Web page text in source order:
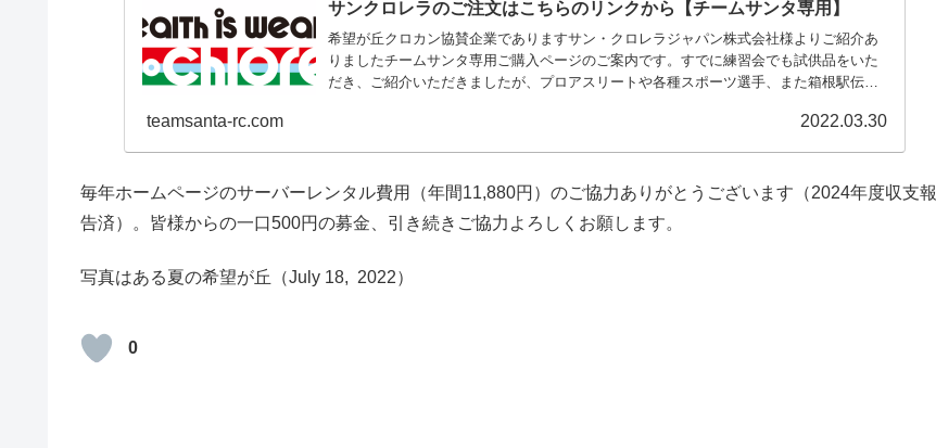
サンクロレラのご注文はこちらのリンクから【チームサンタ専用】
希望が丘クロカン協賛企業でありますサン・クロレラジャパン株式会社様よりご紹介あ
りましたチームサンタ専用ご購入ページのご案内です。すでに練習会でも試供品をいた
だき、ご紹介いただきましたが、プロアスリートや各種スポーツ選手、また箱根駅伝の
teamsanta-rc.com 2022.03.30
毎年ホームページのサーバーレンタル費用（年間11,880円）のご協力ありがとうございます（2024年度収支報
告済）。皆様からの一口500円の募金、引き続きご協力よろしくお願します。
写真はある夏の希望が丘（July 18, 2022）
0